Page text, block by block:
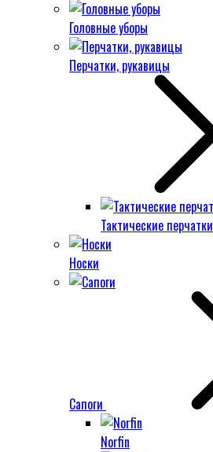
Головные уборы
Перчатки, рукавицы
Тактические перчатки
Носки
Сапоги
Norfin